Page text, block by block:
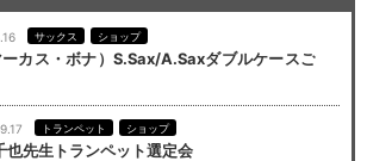
サックス ショップ
カス・ボナ）S.Sax/A.Saxダブルケースご
トランペット ショップ
也先生トランペット選定会